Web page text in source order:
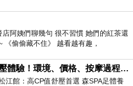
阿姨們聊幾句 很不習慣 她們的紅茶還
偷偷藏不住》 越看越有趣，
招牌森雞湯課程腳底+指壓體驗！環境、價格、按摩過程全紀錄，森SPA足體養生館松江館最新價格表
江館：高CP值舒壓首選 森SPA足體養